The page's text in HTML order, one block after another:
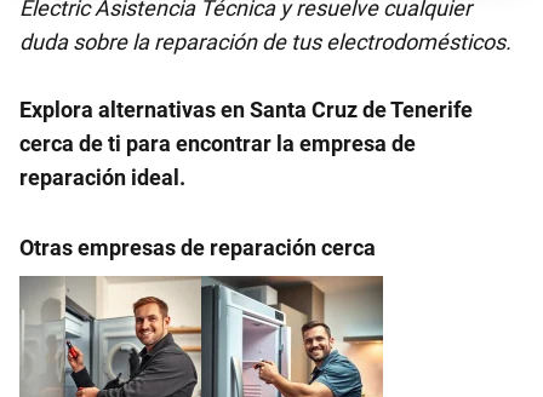
Electric Asistencia Técnica y resuelve cualquier
duda sobre la reparación de tus electrodomésticos.
Explora alternativas en Santa Cruz de Tenerife
cerca de ti para encontrar la empresa de
reparación ideal.
Otras empresas de reparación cerca